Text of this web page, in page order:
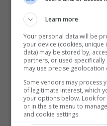
Man Utd
Learn more
Your personal data will be
your device (cookies,
data) may be stored by,
partners, or used
may use precise geolocation
Some vendors may process
of legitimate interest, which
your options below. Look
or in the site menu to
and cookie settings.